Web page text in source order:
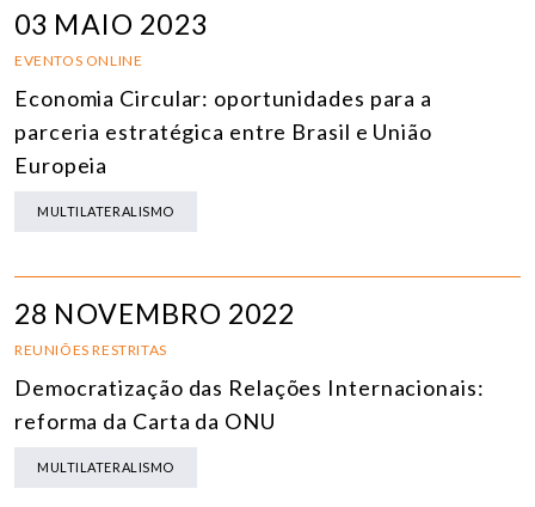
03 MAIO 2023
EVENTOS ONLINE
Economia Circular: oportunidades para a
parceria estratégica entre Brasil e União
Europeia
MULTILATERALISMO
28 NOVEMBRO 2022
REUNIÕES RESTRITAS
Democratização das Relações Internacionais:
reforma da Carta da ONU
MULTILATERALISMO